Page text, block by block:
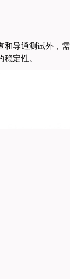
和导通测试外，
定性。